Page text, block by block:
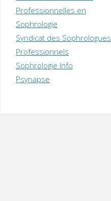
Professionnelles en
Sophrologie
Syndicat des Sophrologues
Professionnels
Sophrologie Info
Psynapse